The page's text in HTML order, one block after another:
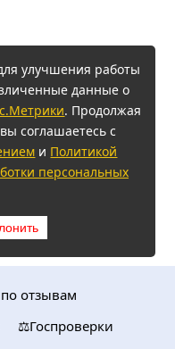
улучшения работы
данные о
. Продолжая
соглашаетесь с
и Политикой
персональных
отзывам
⚖️Госпроверки